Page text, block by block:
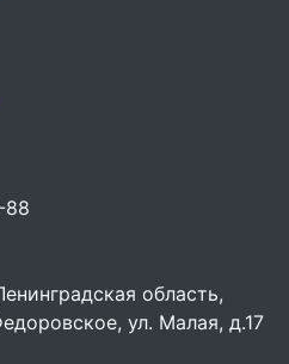
88
область,
ул. Малая, д.17